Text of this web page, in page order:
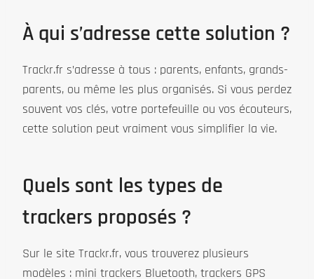
À qui s’adresse cette solution ?
Trackr.fr s’adresse à tous : parents, enfants, grands-
parents, ou même les plus organisés. Si vous perdez
souvent vos clés, votre portefeuille ou vos écouteurs,
cette solution peut vraiment vous simplifier la vie.
Quels sont les types de
trackers proposés ?
Sur le site Trackr.fr, vous trouverez plusieurs
modèles : mini trackers Bluetooth, trackers GPS